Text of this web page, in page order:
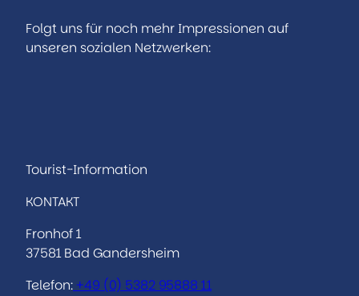
Folgt uns für noch mehr Impressionen auf
unseren sozialen Netzwerken:
a
r
a
m
b
o
k
Tourist-Information
KONTAKT
Fronhof 1
37581 Bad Gandersheim
Telefon: +49 (0) 5382 95888 11